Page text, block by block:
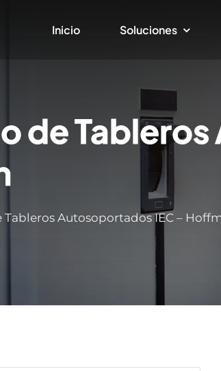
Inicio Soluciones
de
Tableros Autosoportados IEC –